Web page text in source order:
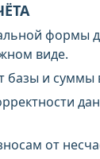
формы
виде.
базы и суммы
от